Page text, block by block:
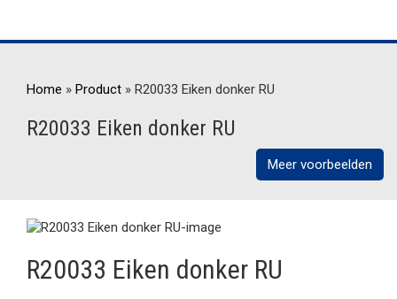
Home » Product » R20033 Eiken donker RU
R20033 Eiken donker RU
Meer voorbeelden
R20033 Eiken donker RU